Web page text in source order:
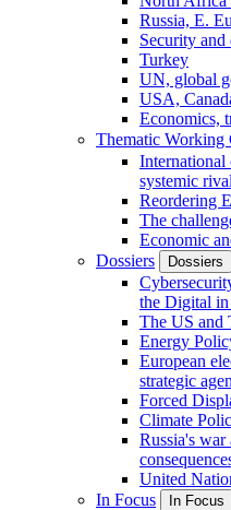
Russia, E.
Security
Turkey
UN, global
USA,
Economics,
Thematic Working
International
systemic
Reordering
The
Economic
Dossiers
Dossiers
the Digital
The US and
Energy
European
strategic
Forced
Climate
Russia's war
United
In Focus
In Focus